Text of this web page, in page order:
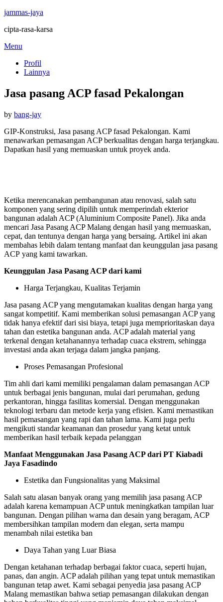
jammas-jaya
cipta-rasa-karsa
Skip
content
Menu
Profil
Lainnya
Jasa pasang ACP fasad Pekalongan
by bang-jayPosted
GIP-Konstruksi, Jasa pasang ACP fasad Pekalongan. Kami
menawarkan pemasangan ACP berkualitas dengan harga terjangkau.
Dapatkan hasil yang memuaskan untuk proyek anda.
Ketika merencanakan pembangunan atau renovasi, salah satu
komponen yang sering dipilih untuk memperindah ekterior
bangunan adalah ACP (Aluminium Composite Panel). Jika anda
mencari Jasa Pasang ACP Malang dengan hasil yang memuaskan,
cepat, dan tentunya dengan harga yang bersaing. Artikel ini akan
membahas lebih dalam tentang manfaat dan keunggulan jasa pasang
ACP yang kami tawarkan.
Keunggulan Jasa Pasang ACP dari kami
Harga Terjangkau, Kualitas Terjamin
Jasa pasang ACP yang mengutamakan kualitas dengan harga yang
sangat kompetitif. Kami memberikan solusi pemasangan ACP yang
tidak hanya efektif dari sisi biaya, tetapi juga memprioritaskan daya
tahan dan estetika bangunan anda. ACP adalah material yang
terkenal dengan ketahanannya terhadap cuaca ekstrem, sehingga
investasi anda akan terjaga dalam jangka panjang.
Proses Pemasangan Profesional
Tim ahli dari kami memiliki pengalaman dalam pemasangan ACP
untuk berbagai jenis bangunan, mulai dari perumahan, gedung
perkantoran, hingga fasilitas komersial. Dengan menggunakan
teknologi terbaru dan metode kerja yang efisien. Kami memastikan
hasil pemasangan yang rapi dan tahan lama. Kami juga perlu
mengikuti standar keamanan dan prosedur yang ketat untuk
memberikan hasil terbaik kepada pelanggan
Manfaat Menggunakan Jasa Pasang ACP dari PT Kiabadi
Jaya Fasadindo
Estetika dan Fungsionalitas yang Maksimal
Salah satu alasan banyak orang yang memilih jasa pasang ACP
adalah karena kemampuan ACP untuk meningkatkan tampilan luar
bangunan. Dengan pilihan warna dan desain yang beragam, ACP
membersihkan tampilan modern dan elegan, serta mampu
menambah nilai estetika ban
Daya Tahan yang Luar Biasa
Dengan ketahanan terhadap berbagai faktor cuaca, seperti hujan,
panas, dan angin. ACP adalah pilihan yang tepat untuk memastikan
bangunan tetap awet. Kami sebagai penyedia jasa pasang ACP
Malang memastikan bahwa setiap pemasangan dilakukan dengan